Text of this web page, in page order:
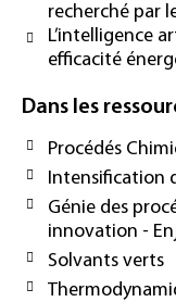
recherché par
L’intelligence
efficacité
Dans les
Procédés
Intensification
Génie des
innovation -
Solvants verts